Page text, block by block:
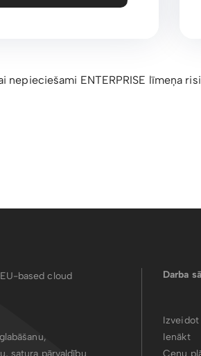
nepieciešami ENTERPRISE līmeņa
based cloud
Darba
Ienākt